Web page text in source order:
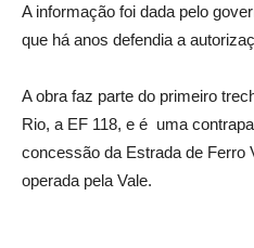
A informação foi dada pelo
que há anos defendia a
A obra faz parte do primeiro
Rio, a EF 118, e é uma
concessão da Estrada de Ferro
operada pela Vale.